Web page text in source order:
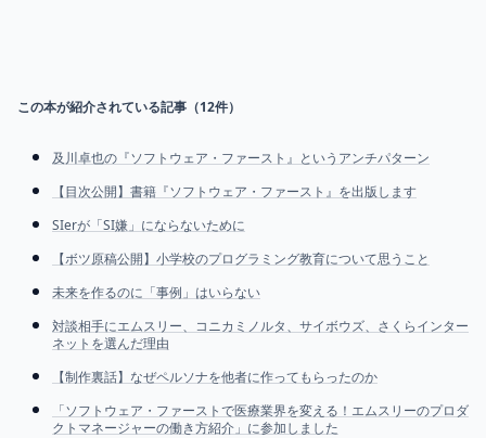
この本が紹介されている記事（12件）
及川卓也の『ソフトウェア・ファースト』というアンチパターン
【目次公開】書籍『ソフトウェア・ファースト』を出版します
SIerが「SI嫌」にならないために
【ボツ原稿公開】小学校のプログラミング教育について思うこと
未来を作るのに「事例」はいらない
対談相手にエムスリー、コニカミノルタ、サイボウズ、さくらインター
ネットを選んだ理由
【制作裏話】なぜペルソナを他者に作ってもらったのか
「ソフトウェア・ファーストで医療業界を変える！エムスリーのプロダ
クトマネージャーの働き方紹介」に参加しました